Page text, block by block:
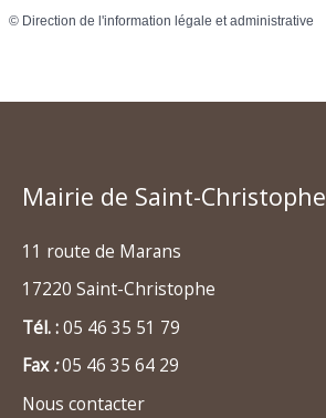
© Direction de l'information légale et administrative
Mairie de Saint-Christophe
11 route de Marans
17220 Saint-Christophe
Tél. :05 46 35 51 79
Fax:05 46 35 64 29
Nous contacter